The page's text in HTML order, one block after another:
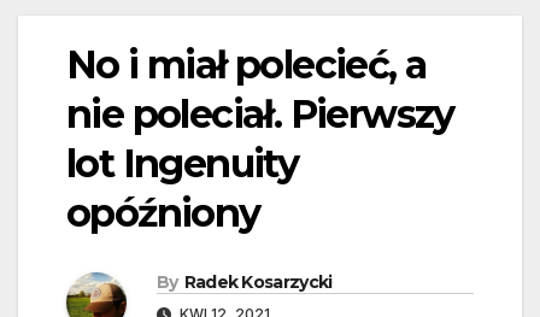
No i miał polecieć, a
nie poleciał. Pierwszy
lot Ingenuity
opóźniony
By Radek Kosarzycki